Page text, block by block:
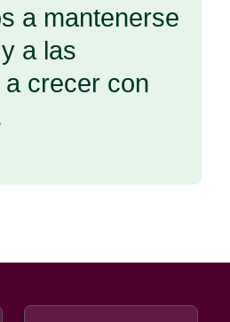
a mantenerse
a las
crecer con